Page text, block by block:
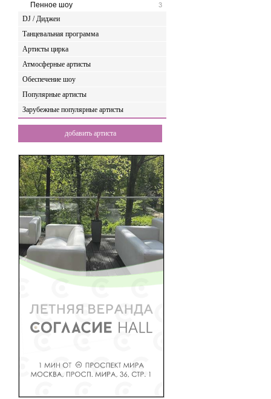
3
Пенное шоу
DJ / Диджеи
Танцевальная программа
Артисты цирка
Атмосферные артисты
Обеспечение шоу
Популярные артисты
Зарубежные популярные артисты
добавить артиста